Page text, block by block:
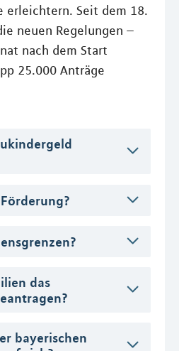
erleichtern. Seit dem 18.
neuen Regelungen –
nach dem Start
25.000 Anträge
das
bayerischen